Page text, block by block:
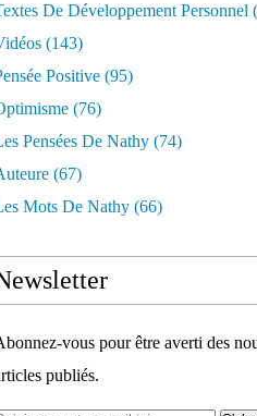
De Développement Personnel
(143)
Positive (95)
(76)
Pensées De Nathy (74)
(67)
Mots De Nathy (66)
vous pour être averti des
publiés.